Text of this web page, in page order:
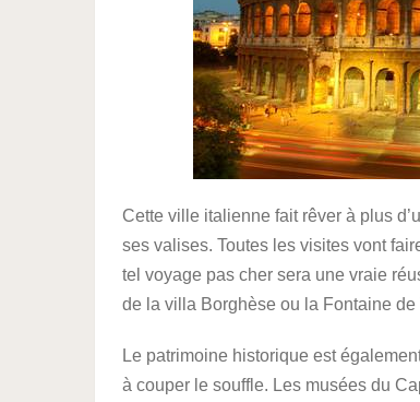
Cette ville italienne fait rêver à plus
ses valises. Toutes les visites vont
tel voyage pas cher sera une vraie
de la villa Borghèse ou la Fontaine
Le patrimoine historique est
à couper le souffle. Les musées du